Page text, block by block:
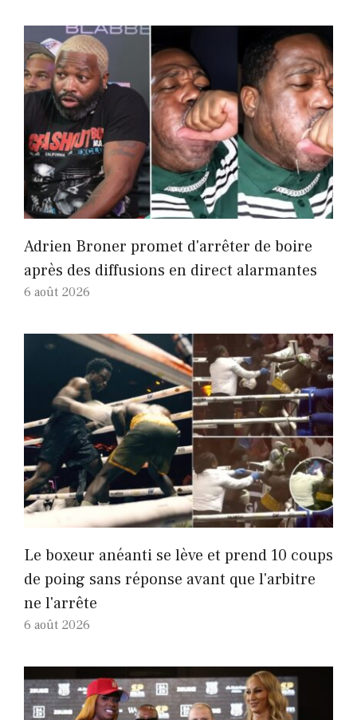
Adrien Broner promet d'arrêter de boire
après des diffusions en direct alarmantes
6 août 2026
Le boxeur anéanti se lève et prend 10 coups
de poing sans réponse avant que l'arbitre
ne l'arrête
6 août 2026